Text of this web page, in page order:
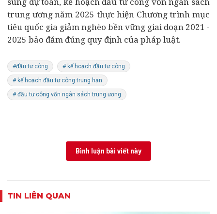
trung ương năm 2025 thực hiện Chương trình mục
tiêu quốc gia giảm nghèo bền vững giai đoạn 2021 -
2025 bảo đảm đúng quy định của pháp luật.
#đầu tư công # kế hoạch đầu tư công
# kế hoạch đầu tư công trung hạn
# đầu tư công vốn ngân sách trung ương
Bình luận bài viết này
TIN LIÊN QUAN